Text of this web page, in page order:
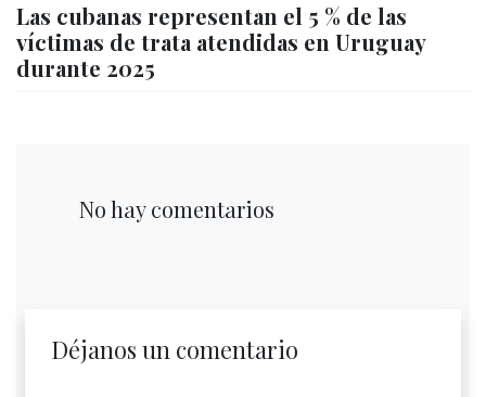
Las cubanas representan el 5 % de las
víctimas de trata atendidas en Uruguay
durante 2025
No hay comentarios
Déjanos un comentario